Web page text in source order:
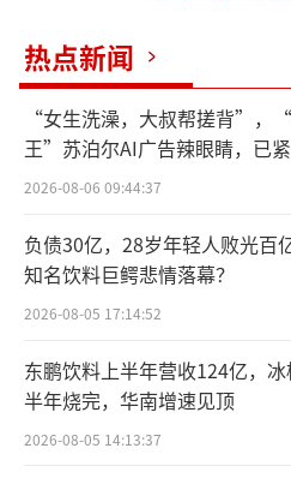
这条微博被认为是
是“一脚油门一脚刹车
在17日被爆出的大裁员
对市场看涨，因而在
过，在今年MEGA失利
热点新闻
“女生洗澡，大叔帮搓背”，
王”苏泊尔AI广告辣眼睛，已
2026-08-06 09:44:37
负债30亿，28岁年轻人败光百
知名饮料巨鳄悲情落幕？
2026-08-05 17:14:52
东鹏饮料上半年营收124亿，
半年烧完，华南增速见顶
2026-08-05 14:13:37